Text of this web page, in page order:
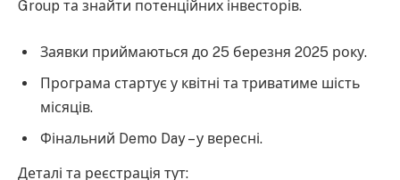
Group та знайти потенційних інвесторів.
Заявки приймаються до 25 березня 2025 року.
Програма стартує у квітні та триватиме шість
місяців.
Фінальний Demo Day – у вересні.
Деталі та реєстрація тут: